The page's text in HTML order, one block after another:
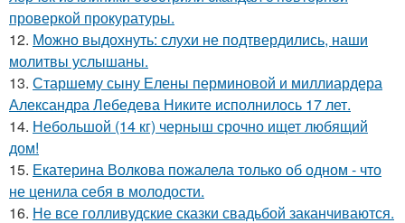
проверкой прокуратуры.
12. Можно выдохнуть: слухи не подтвердились, наши
молитвы услышаны.
13. Старшему сыну Елены перминовой и миллиардера
Александра Лебедева Никите исполнилось 17 лет.
14. Небольшой (14 кг) черныш срочно ищет любящий
дом!
15. Екатерина Волкова пожалела только об одном - что
не ценила себя в молодости.
16. Не все голливудские сказки свадьбой заканчиваются.